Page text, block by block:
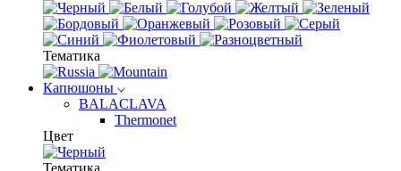
Тематика
Капюшоны
BALACLAVA
Thermonet
Цвет
Тематика